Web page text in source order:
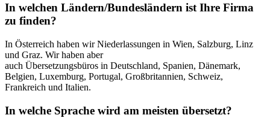
In welchen Ländern/Bundesländern ist Ihre Firma
zu finden?
In Österreich haben wir Niederlassungen in Wien, Salzburg, Linz
und Graz. Wir haben aber
auch Übersetzungsbüros in Deutschland, Spanien, Dänemark,
Belgien, Luxemburg, Portugal, Großbritannien, Schweiz,
Frankreich und Italien.
In welche Sprache wird am meisten übersetzt?